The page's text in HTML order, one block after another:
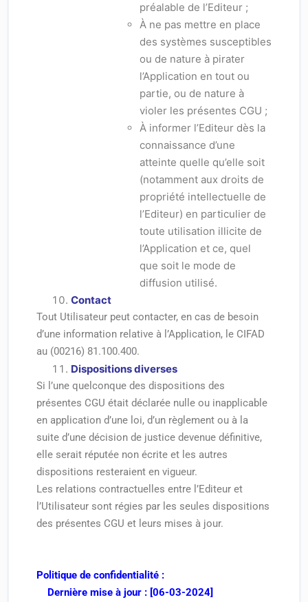
préalable de l’Editeur ;
À ne pas mettre en place
des systèmes susceptibles
ou de nature à pirater
l’Application en tout ou
partie, ou de nature à
violer les présentes CGU ;
À informer l’Editeur dès la
connaissance d’une
atteinte quelle qu’elle soit
(notamment aux droits de
propriété intellectuelle de
l’Editeur) en particulier de
toute utilisation illicite de
l’Application et ce, quel
que soit le mode de
diffusion utilisé.
Contact
Tout Utilisateur peut contacter, en cas de besoin
d’une information relative à l’Application, le CIFAD
au (00216) 81.100.400.
Dispositions diverses
Si l’une quelconque des dispositions des
présentes CGU était déclarée nulle ou inapplicable
en application d’une loi, d’un règlement ou à la
suite d’une décision de justice devenue définitive,
elle serait réputée non écrite et les autres
dispositions resteraient en vigueur.
Les relations contractuelles entre l’Editeur et
l’Utilisateur sont régies par les seules dispositions
des présentes CGU et leurs mises à jour.
Politique de confidentialité :
Dernière mise à jour : [06-03-2024]